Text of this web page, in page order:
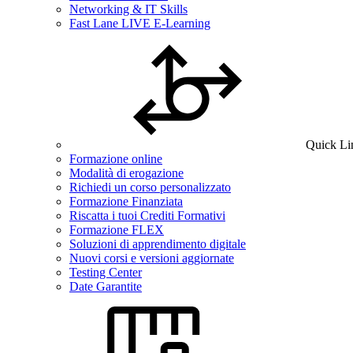
Networking & IT Skills
Fast Lane LIVE E-Learning
Quick
Formazione online
Modalità di erogazione
Richiedi un corso personalizzato
Formazione Finanziata
Riscatta i tuoi Crediti Formativi
Formazione FLEX
Soluzioni di apprendimento digitale
Nuovi corsi e versioni aggiornate
Testing Center
Date Garantite